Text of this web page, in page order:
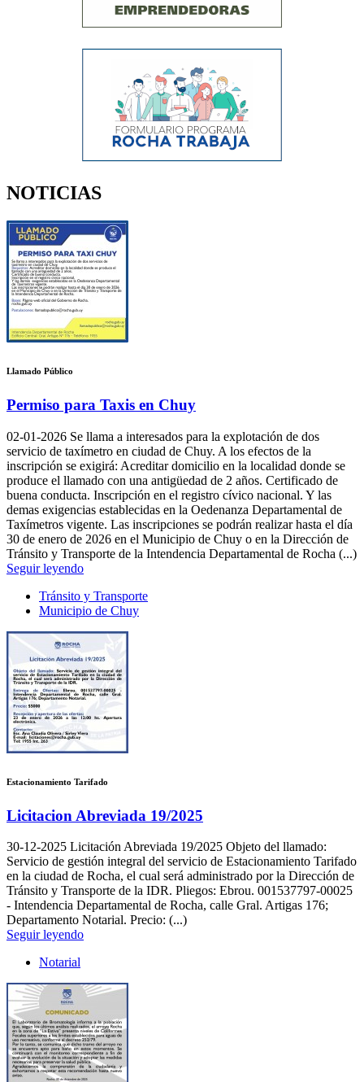
NOTICIAS
Llamado Público
Permiso para Taxis en Chuy
02-01-2026 Se llama a interesados para la explotación de dos
servicio de taxímetro en ciudad de Chuy. A los efectos de la
inscripción se exigirá: Acreditar domicilio en la localidad donde se
produce el llamado con una antigüedad de 2 años. Certificado de
buena conducta. Inscripción en el registro cívico nacional. Y las
demas exigencias establecidas en la Oedenanza Departamental de
Taxímetros vigente. Las inscripciones se podrán realizar hasta el día
30 de enero de 2026 en el Municipio de Chuy o en la Dirección de
Tránsito y Transporte de la Intendencia Departamental de Rocha (...)
Seguir leyendo
Tránsito y Transporte
Municipio de Chuy
Estacionamiento Tarifado
Licitacion Abreviada 19/2025
30-12-2025 Licitación Abreviada 19/2025 Objeto del llamado:
Servicio de gestión integral del servicio de Estacionamiento Tarifado
en la ciudad de Rocha, el cual será administrado por la Dirección de
Tránsito y Transporte de la IDR. Pliegos: Ebrou. 001537797-00025
- Intendencia Departamental de Rocha, calle Gral. Artigas 176;
Departamento Notarial. Precio: (...)
Seguir leyendo
Notarial